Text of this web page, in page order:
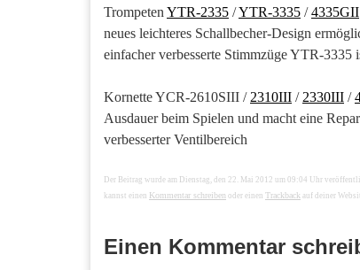
Trompeten YTR-2335 /YTR-3335 /4335GII
neues leichteres Schallbecher-Design
einfacher verbesserte Stimmzüge YTR-3335
Kornette YCR-2610SIII / 2310III / 2330III /
Ausdauer beim Spielen und macht eine
verbesserter Ventilbereich
Der Beitrag wurde am Dienstag, den 22. Mai 2012 um 09:04 Uhr
kannst einen Kommentar schreiben oder einen Trackback auf deiner
Einen Kommentar